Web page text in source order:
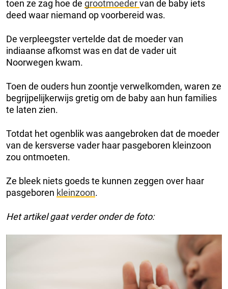
toen ze zag hoe de grootmoedervan de baby iets
deed waar niemand op voorbereid was.
De verpleegster vertelde dat de moeder van
indiaanse afkomst was en dat de vader uit
Noorwegen kwam.
Toen de ouders hun zoontje verwelkomden, waren ze
begrijpelijkerwijs gretig om de baby aan hun families
te laten zien.
Totdat het ogenblik was aangebroken dat de moeder
van de kersverse vader haar pasgeboren kleinzoon
zou ontmoeten.
Ze bleek niets goeds te kunnen zeggen over haar
pasgeboren kleinzoon.
Het artikel gaat verder onder de foto: